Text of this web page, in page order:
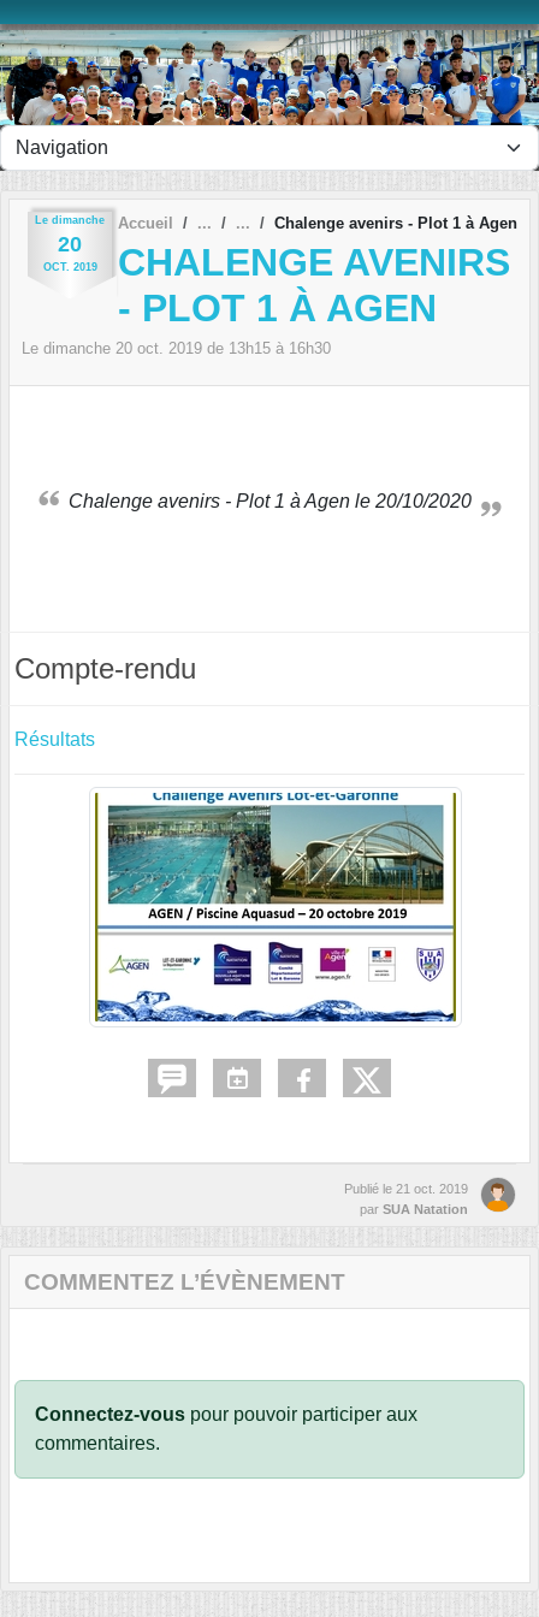
Le dimanche
20
OCT. 2019
Accueil Chalenge avenirs - Plot 1 à Agen
CHALENGE AVENIRS
- PLOT 1 À AGEN
Le dimanche 20 oct. 2019 de 13h15 à 16h30
Chalenge avenirs - Plot 1 à Agen le 20/10/2020
Compte-rendu
Résultats
Publié le 21 oct. 2019
par SUA Natation
COMMENTEZ L’ÉVÈNEMENT
Connectez-vous pour pouvoir participer aux
commentaires.